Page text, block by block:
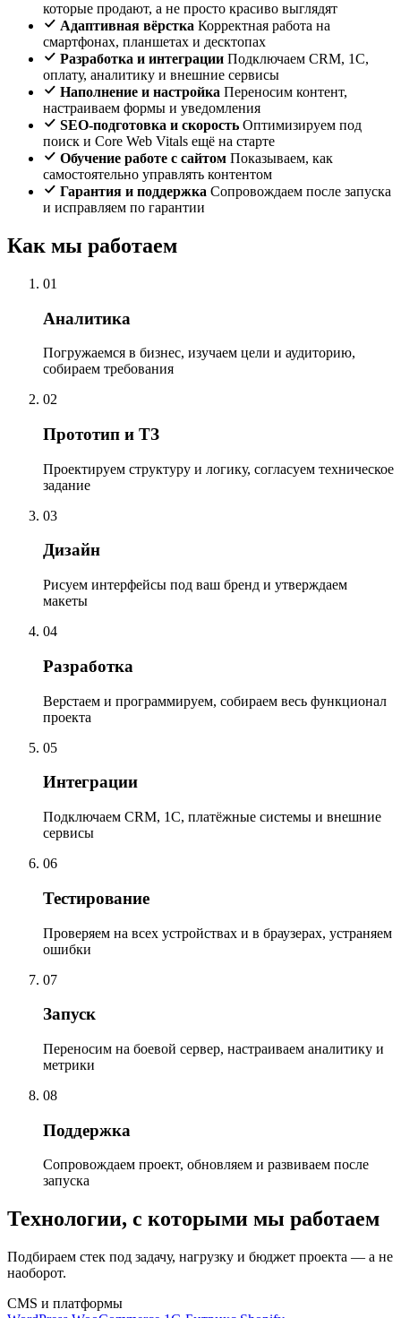
которые продают, а не просто красиво выглядят
Адаптивная вёрстка Корректная работа на
смартфонах, планшетах и десктопах
Разработка и интеграции Подключаем CRM, 1С,
оплату, аналитику и внешние сервисы
Наполнение и настройка Переносим контент,
настраиваем формы и уведомления
SEO-подготовка и скорость Оптимизируем под
поиск и Core Web Vitals ещё на старте
Обучение работе с сайтом Показываем, как
самостоятельно управлять контентом
Гарантия и поддержка Сопровождаем после запуска
и исправляем по гарантии
Как мы работаем
01
Аналитика
Погружаемся в бизнес, изучаем цели и аудиторию,
собираем требования
02
Прототип и ТЗ
Проектируем структуру и логику, согласуем техническое
задание
03
Дизайн
Рисуем интерфейсы под ваш бренд и утверждаем
макеты
04
Разработка
Верстаем и программируем, собираем весь функционал
проекта
05
Интеграции
Подключаем CRM, 1С, платёжные системы и внешние
сервисы
06
Тестирование
Проверяем на всех устройствах и в браузерах, устраняем
ошибки
07
Запуск
Переносим на боевой сервер, настраиваем аналитику и
метрики
08
Поддержка
Сопровождаем проект, обновляем и развиваем после
запуска
Технологии, с которыми мы работаем
Подбираем стек под задачу, нагрузку и бюджет проекта — а не
наоборот.
CMS и платформы